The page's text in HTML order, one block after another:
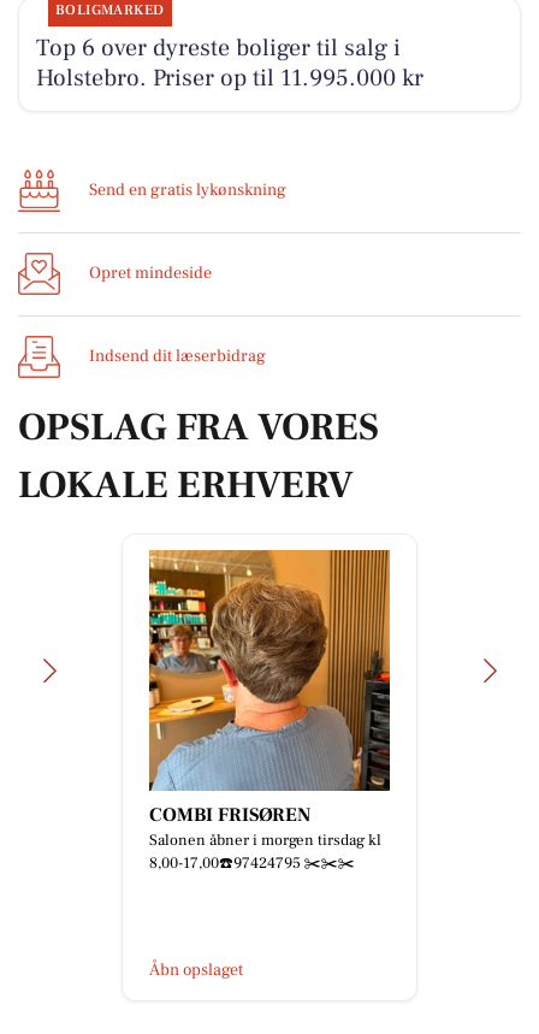
BOLIGMARKED
Top 6 over dyreste boliger til salg i
Holstebro. Priser op til 11.995.000 kr
Send en gratis lykønskning
Opret mindeside
Indsend dit læserbidrag
OPSLAG FRA VORES
LOKALE ERHVERV
COMBI FRISØREN
Salonen åbner i morgen tirsdag kl
8,00-17,00☎️97424795 ✂️✂️✂️
Åbn opslaget